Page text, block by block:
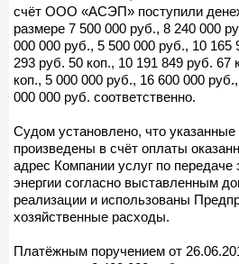
счёт ООО «АСЭП» поступили
размере 7 500 000 руб., 8 240 000
000 000 руб., 5 500 000 руб., 10 165
293 руб. 50 коп., 10 191 849 руб. 67
коп., 5 000 000 руб., 16 600 000
000 000 руб. соответственно.
Судом установлено, что
произведены в счёт оплаты
адрес Компании услуг по передаче
энергии согласно выставленным
реализации и использованы
хозяйственные расходы.
Платёжным поручением от